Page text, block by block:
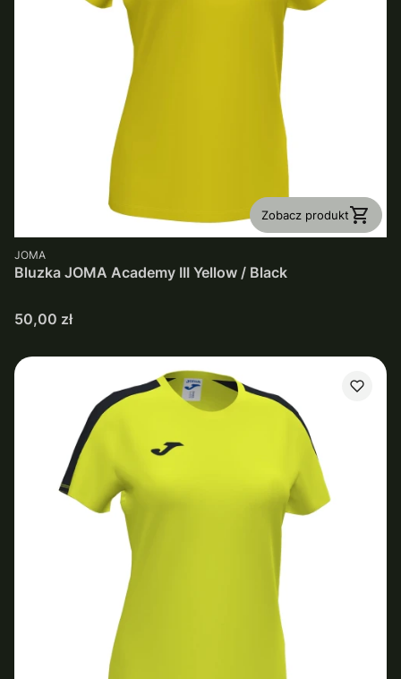
Zobacz produkt
PRODUCENT
JOMA
Bluzka JOMA Academy III Yellow / Black
Cena
50,00 zł